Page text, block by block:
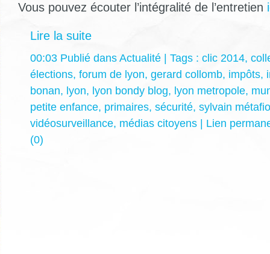
Vous pouvez écouter l’intégralité de l’entretien
Lire la suite
00:03 Publié dans Actualité | Tags : clic 2014,
élections, forum de lyon, gerard collomb, impôts,
bonan, lyon, lyon bondy blog, lyon metropole,
petite enfance, primaires, sécurité, sylvain
vidéosurveillance, médias citoyens
Lien
(0)